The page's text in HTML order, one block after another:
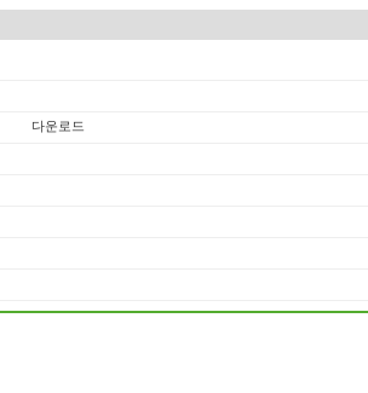
다운로드